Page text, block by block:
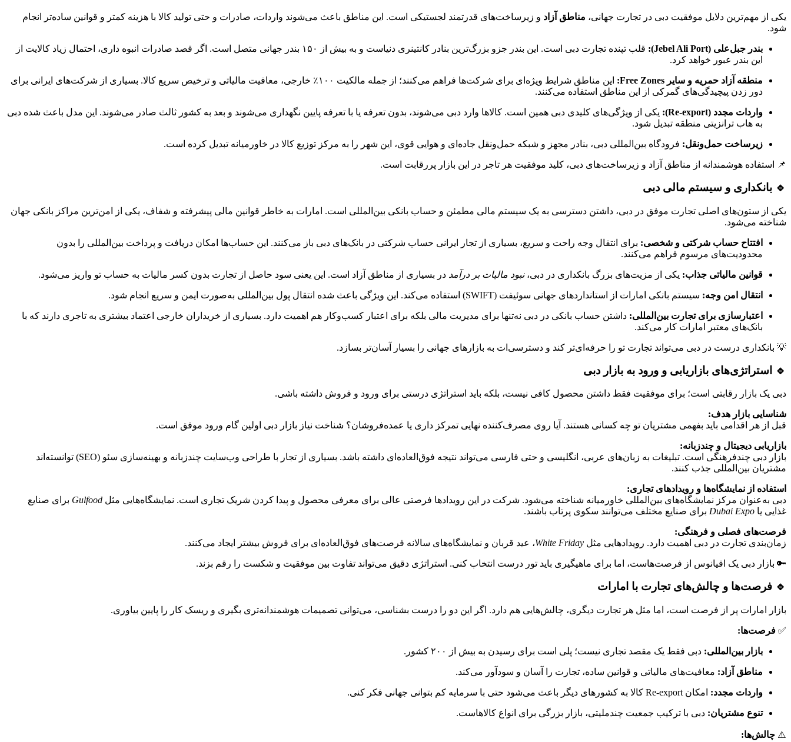
یکی از مهم‌ترین دلایل موفقیت دبی در تجارت جهانی، مناطق آزاد و زیرساخت‌های قدرتمند لجستیکی است. این مناطق باعث می‌شوند واردات، صادرات و حتی تولید کالا با هزینه کمتر و قوانین ساده‌تر انجام
شود.
بندر جبل‌علی (Jebel Ali Port):
قلب تپنده تجارت دبی است. این بندر جزو بزرگ‌ترین بنادر کانتینری دنیاست و به بیش از ۱۵۰ بندر جهانی متصل است. اگر قصد صادرات انبوه داری، احتمال زیاد کالایت از
این بندر عبور خواهد کرد.
منطقه آزاد حمریه و سایر Free Zones:
این مناطق شرایط ویژه‌ای برای شرکت‌ها فراهم می‌کنند؛ از جمله مالکیت ۱۰۰٪ خارجی، معافیت مالیاتی و ترخیص سریع کالا. بسیاری از شرکت‌های ایرانی برای
دور زدن پیچیدگی‌های گمرکی از این مناطق استفاده می‌کنند.
واردات مجدد (Re-export):
یکی از ویژگی‌های کلیدی دبی همین است. کالاها وارد دبی می‌شوند، بدون تعرفه یا با تعرفه پایین نگهداری می‌شوند و بعد به کشور ثالث صادر می‌شوند. این مدل باعث شده دبی
به هاب ترانزیتی منطقه تبدیل شود.
زیرساخت حمل‌ونقل: فرودگاه بین‌المللی دبی، بنادر مجهز و شبکه حمل‌ونقل جاده‌ای و هوایی قوی، این شهر را به مرکز توزیع کالا در خاورمیانه تبدیل کرده است.
📌 استفاده هوشمندانه از مناطق آزاد و زیرساخت‌های دبی، کلید موفقیت هر تاجر در این بازار پررقابت است.
🔹 بانکداری و سیستم مالی دبی
یکی از ستون‌های اصلی تجارت موفق در دبی، داشتن دسترسی به یک سیستم مالی مطمئن و حساب بانکی بین‌المللی است. امارات به خاطر قوانین مالی پیشرفته و شفاف، یکی از امن‌ترین مراکز بانکی جهان
شناخته می‌شود.
افتتاح حساب شرکتی و شخصی: برای انتقال وجه راحت و سریع، بسیاری از تجار ایرانی حساب شرکتی در بانک‌های دبی باز می‌کنند. این حساب‌ها امکان دریافت و پرداخت بین‌المللی را بدون
محدودیت‌های مرسوم فراهم می‌کنند.
قوانین مالیاتی جذاب: یکی از مزیت‌های بزرگ بانکداری در دبی،نبود مالیات بر درآمد در بسیاری از مناطق آزاد است. این یعنی سود حاصل از تجارت بدون کسر مالیات به حساب تو واریز می‌شود.
انتقال امن وجه: سیستم بانکی امارات از استانداردهای جهانی سوئیفت (SWIFT) استفاده می‌کند. این ویژگی باعث شده انتقال پول بین‌المللی به‌صورت ایمن و سریع انجام شود.
اعتبارسازی برای تجارت بین‌المللی: داشتن حساب بانکی در دبی نه‌تنها برای مدیریت مالی بلکه برای اعتبار کسب‌وکار هم اهمیت دارد. بسیاری از خریداران خارجی اعتماد بیشتری به تاجری دارند که با
بانک‌های معتبر امارات کار می‌کند.
💡 بانکداری درست در دبی می‌تواند تجارت تو را حرفه‌ای‌تر کند و دسترسی‌ات به بازارهای جهانی را بسیار آسان‌تر بسازد.
🔹 استراتژی‌های بازاریابی و ورود به بازار دبی
دبی یک بازار رقابتی است؛ برای موفقیت فقط داشتن محصول کافی نیست، بلکه باید استراتژی درستی برای ورود و فروش داشته باشی.
شناسایی بازار هدف:
قبل از هر اقدامی باید بفهمی مشتریان تو چه کسانی هستند. آیا روی مصرف‌کننده نهایی تمرکز داری یا عمده‌فروشان؟ شناخت نیاز بازار دبی اولین گام ورود موفق است.
بازاریابی دیجیتال و چندزبانه:
بازار دبی چندفرهنگی است. تبلیغات به زبان‌های عربی، انگلیسی و حتی فارسی می‌تواند نتیجه فوق‌العاده‌ای داشته باشد. بسیاری از تجار با طراحی وب‌سایت چندزبانه و بهینه‌سازی سئو (SEO) توانسته‌اند
مشتریان بین‌المللی جذب کنند.
استفاده از نمایشگاه‌ها و رویدادهای تجاری:
دبی به‌عنوان مرکز نمایشگاه‌های بین‌المللی خاورمیانه شناخته می‌شود. شرکت در این رویدادها فرصتی عالی برای معرفی محصول و پیدا کردن شریک تجاری است. نمایشگاه‌هایی مثل Gulfood برای صنایع
غذایی یا Dubai Expo برای صنایع مختلف می‌توانند سکوی پرتاب باشند.
فرصت‌های فصلی و فرهنگی:
زمان‌بندی تجارت در دبی اهمیت دارد. رویدادهایی مثل White Friday، عید قربان و نمایشگاه‌های سالانه فرصت‌های فوق‌العاده‌ای برای فروش بیشتر ایجاد می‌کنند.
🔑 بازار دبی یک اقیانوس از فرصت‌هاست، اما برای ماهیگیری باید تور درست انتخاب کنی. استراتژی دقیق می‌تواند تفاوت بین موفقیت و شکست را رقم بزند.
🔹 فرصت‌ها و چالش‌های تجارت با امارات
بازار امارات پر از فرصت است، اما مثل هر تجارت دیگری، چالش‌هایی هم دارد. اگر این دو را درست بشناسی، می‌توانی تصمیمات هوشمندانه‌تری بگیری و ریسک کار را پایین بیاوری.
✅ فرصت‌ها:
بازار بین‌المللی: دبی فقط یک مقصد تجاری نیست؛ پلی است برای رسیدن به بیش از ۲۰۰ کشور.
مناطق آزاد: معافیت‌های مالیاتی و قوانین ساده، تجارت را آسان و سودآور می‌کند.
واردات مجدد: امکان Re-export کالا به کشورهای دیگر باعث می‌شود حتی با سرمایه کم بتوانی جهانی فکر کنی.
تنوع مشتریان: دبی با ترکیب جمعیت چندملیتی، بازار بزرگی برای انواع کالاهاست.
⚠️ چالش‌ها: